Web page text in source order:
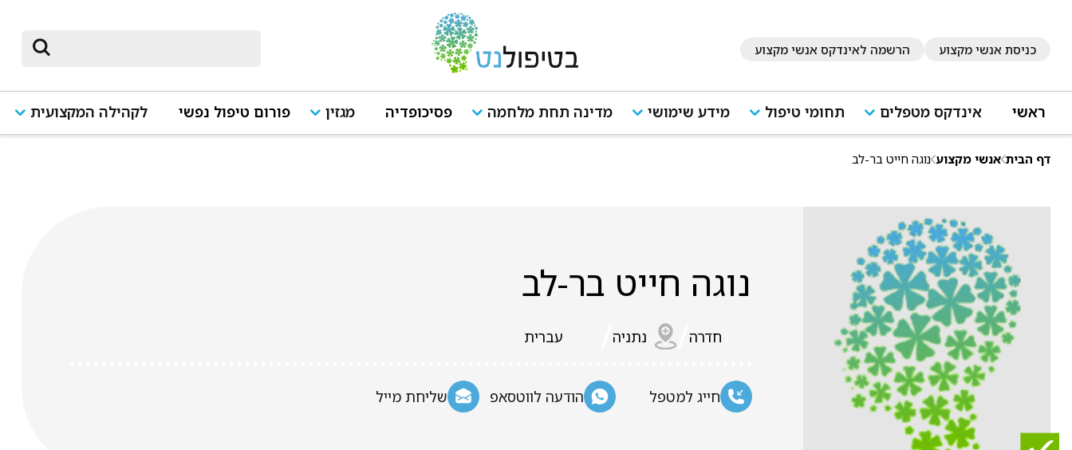
כניסת אנשי מקצוע הרשמה לאינדקס אנשי מקצוע
ראשי אינדקס מטפלים תחומי טיפול מידע שימושי מדינה תחת מלחמה פסיכופדיה מגזין פורום טיפול נפשי לקהילה המקצועית
דף הבית אנשי מקצוע נוגה חייט בר-לב
נוגה חייט בר-לב
חדרה נתניה עברית
חייג למטפל הודעה לווטסאפ שליחת מייל